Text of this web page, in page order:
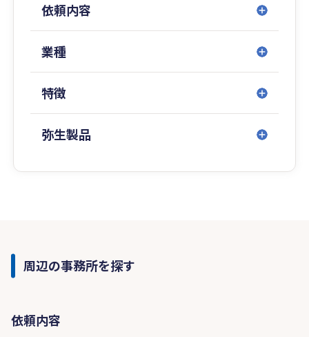
依頼内容
業種
特徴
弥生製品
周辺の事務所を探す
依頼内容